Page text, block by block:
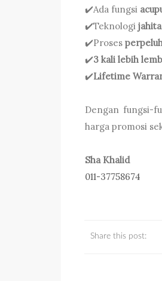
✔️Ada fungsi
✔️Teknologi
✔️Proses
✔️3 kali lebih
✔️Lifetime
Dengan fungsi-
harga promosi
Sha Khalid
011-37758674
Share this post: